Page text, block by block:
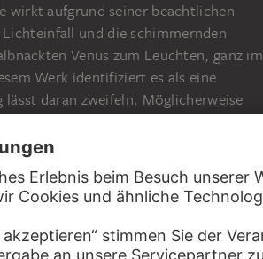
wirkt aufgrund seiner beachtlichen
und die schimmernden
Venus zum Leuchten, ganz im
Werk identifiziert es als eine
daran zweifeln. Möglicherweise
Hand, zwar auch aus dem 16.
Diese Frage wird wahrscheinlich
Künstler.